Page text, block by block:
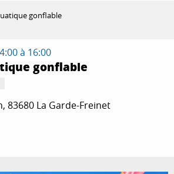
gonflable
à 16:00
gonflable
83680 La Garde-Freinet
aux favoris